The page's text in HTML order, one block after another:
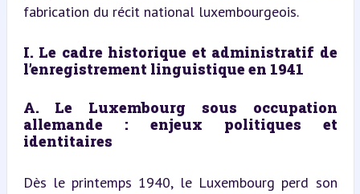
fabrication du récit national luxembourgeois.
I. Le cadre historique et administratif de
l’enregistrement linguistique en 1941
A. Le Luxembourg sous occupation
allemande : enjeux politiques et
identitaires
Dès le printemps 1940, le Luxembourg perd son